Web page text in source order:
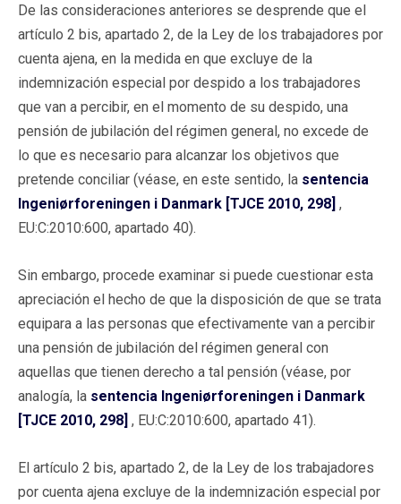
De las consideraciones anteriores se desprende que el
artículo 2 bis, apartado 2, de la Ley de los trabajadores por
cuenta ajena, en la medida en que excluye de la
indemnización especial por despido a los trabajadores
que van a percibir, en el momento de su despido, una
pensión de jubilación del régimen general, no excede de
lo que es necesario para alcanzar los objetivos que
pretende conciliar (véase, en este sentido, la sentencia
Ingeniørforeningen i Danmark [TJCE 2010, 298] ,
EU:C:2010:600, apartado 40).
Sin embargo, procede examinar si puede cuestionar esta
apreciación el hecho de que la disposición de que se trata
equipara a las personas que efectivamente van a percibir
una pensión de jubilación del régimen general con
aquellas que tienen derecho a tal pensión (véase, por
analogía, la sentencia Ingeniørforeningen i Danmark
[TJCE 2010, 298] , EU:C:2010:600, apartado 41).
El artículo 2 bis, apartado 2, de la Ley de los trabajadores
por cuenta ajena excluye de la indemnización especial por